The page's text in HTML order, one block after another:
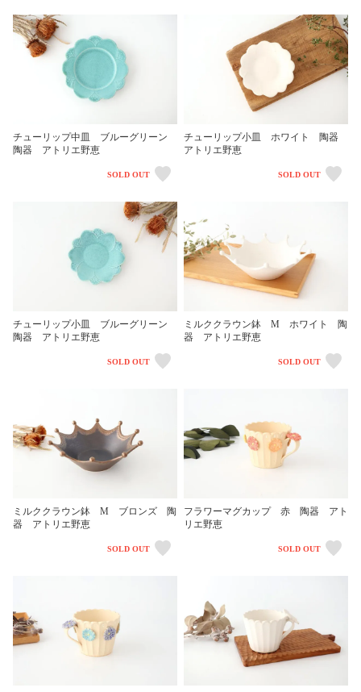
チューリップ中皿 ブルーグリーン
陶器 アトリエ野恵
SOLD OUT
チューリップ小皿 ホワイト 陶器
アトリエ野恵
SOLD OUT
チューリップ小皿 ブルーグリーン
陶器 アトリエ野恵
SOLD OUT
ミルククラウン鉢 M ホワイト 陶
器 アトリエ野恵
SOLD OUT
ミルククラウン鉢 M ブロンズ 陶
器 アトリエ野恵
SOLD OUT
フラワーマグカップ 赤 陶器 アト
リエ野恵
SOLD OUT